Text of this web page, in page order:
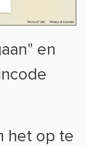
en
het op te